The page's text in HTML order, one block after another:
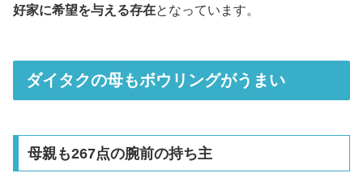
好家に希望を与える存在となっています。
ダイタクの母もボウリングがうまい
母親も267点の腕前の持ち主